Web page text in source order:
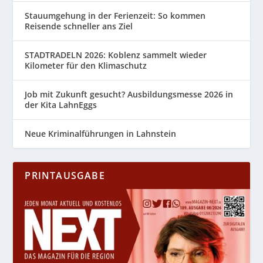
Stauumgehung in der Ferienzeit: So kommen
Reisende schneller ans Ziel
STADTRADELN 2026: Koblenz sammelt wieder
Kilometer für den Klimaschutz
Job mit Zukunft gesucht? Ausbildungsmesse 2026 in
der Kita LahnEggs
Neue Kriminalführungen in Lahnstein
PRINTAUSGABE